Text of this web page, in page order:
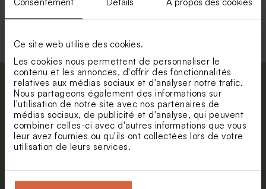
Ce site web utilise des cookies.
Les cookies nous permettent de personnaliser le
contenu et les annonces, d'offrir des fonctionnalités
relatives aux médias sociaux et d'analyser notre trafic.
Nous partageons également des informations sur
l'utilisation de notre site avec nos partenaires de
médias sociaux, de publicité et d'analyse, qui peuvent
combiner celles-ci avec d'autres informations que vous
leur avez fournies ou qu'ils ont collectées lors de votre
utilisation de leurs services.
Voir toute la collection Enveloppe
Abonnez-vous à la newsletter et restez
informé. Petite surprise : bénéficiez de 5%
de réduction.
Prénom